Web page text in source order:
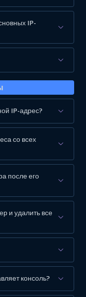
IP-
IP-адрес?
со всех
после его
и удалить все
консоль?